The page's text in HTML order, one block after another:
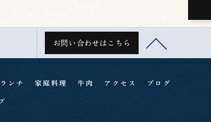
お問い合わせはこちら
ランチ 家庭料理 牛肉 アクセス
ブログ